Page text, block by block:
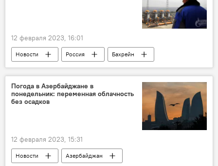
12 февраля 2023, 16:01
Новости Россия
Бахрейн
Ближний Восток
Газовый хаб
Зерно
Экономика
Погода в Азербайджане в
понедельник: переменная облачность
без осадков
12 февраля 2023, 15:31
Новости
Азербайджан